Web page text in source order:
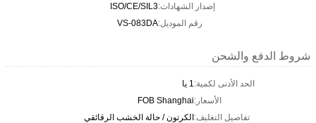
إصدار الشهادات:ISO/CE/SIL3
رقم الموديل:VS-083DA
شروط الدفع والشحن
الحد الأدنى لكمية:1 يا
الأسعار:FOB Shanghai
تفاصيل التغليف:الكرتون / حالة الخشب الرقائقي